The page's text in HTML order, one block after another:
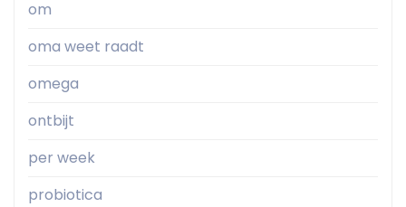
om
oma weet raadt
omega
ontbijt
per week
probiotica